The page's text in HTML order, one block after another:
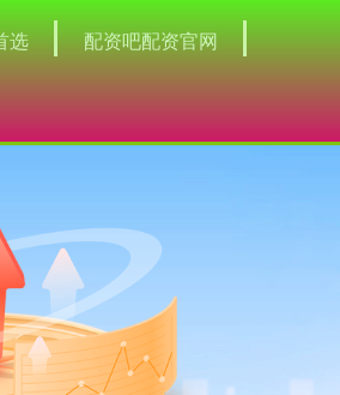
选 配资吧配资官网